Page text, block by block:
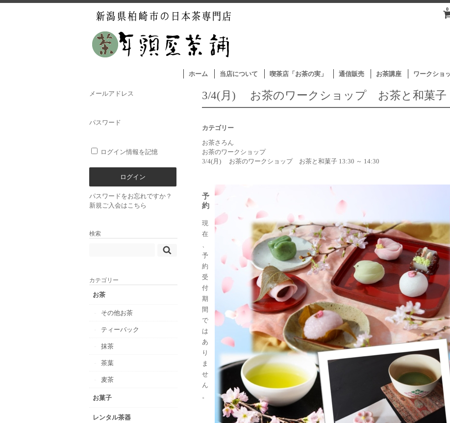
0
ホーム 当店について 喫茶店「お茶の実」 通信販売 お茶講座 ワークショ
3/4(月) お茶のワークショップ お茶と和菓子
カテゴリー
お茶さろん
お茶のワークショップ
3/4(月) お茶のワークショップ お茶と和菓子 13:30 ～ 14:30
予
約
現
在
予
約
受
付
期
間
で
は
あ
り
ま
せ
ん
。
メールアドレス
パスワード
ログイン情報を記憶
パスワードをお忘れですか？
新規ご入会はこちら
検索
カテゴリー
お茶
その他お茶
ティーバック
抹茶
茶葉
麦茶
お菓子
レンタル茶器